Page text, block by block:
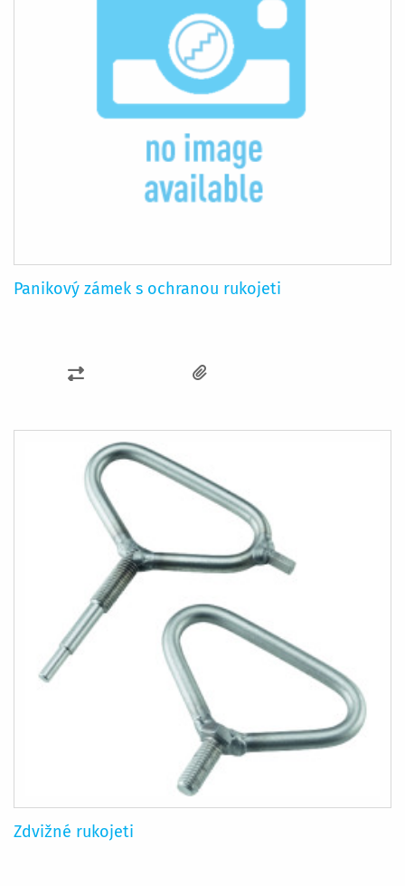
Panikový zámek s ochranou rukojeti
PŘIDAT
POROVNÁNÍ
Zdvižné rukojeti